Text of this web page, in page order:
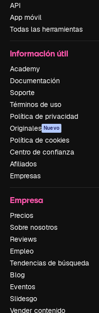
API
App móvil
Todas las herramientas
Información útil
Academy
Documentación
Soporte
Términos de uso
Política de privacidad
Originales Nuevo
Política de cookies
Centro de confianza
Afiliados
Empresas
Empresa
Precios
Sobre nosotros
Reviews
Empleo
Tendencias de búsqueda
Blog
Eventos
Slidesgo
Vender contenido